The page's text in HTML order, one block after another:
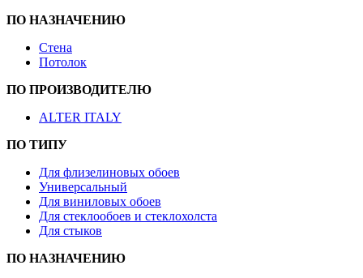
ПО НАЗНАЧЕНИЮ
Стена
Потолок
ПО ПРОИЗВОДИТЕЛЮ
ALTER ITALY
ПО ТИПУ
Для флизелиновых обоев
Универсальный
Для виниловых обоев
Для стеклообоев и стеклохолста
Для стыков
ПО НАЗНАЧЕНИЮ